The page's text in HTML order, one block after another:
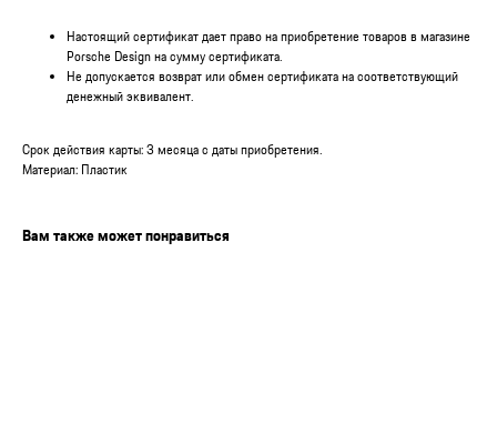
Настоящий сертификат дает право на приобретение товаров в магазине
Porsche Design на сумму сертификата.
Не допускается возврат или обмен сертификата на соответствующий
денежный эквивалент.
Срок действия карты: 3 месяца с даты приобретения.
Материал: Пластик
Вам также может понравиться